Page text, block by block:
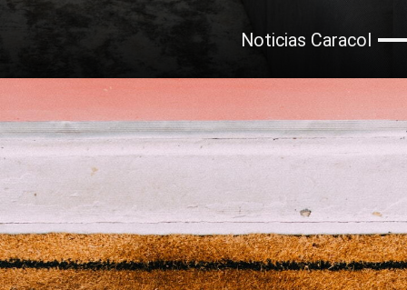
Noticias Caracol